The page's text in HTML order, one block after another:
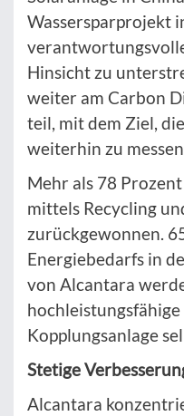
Wassersparprojekt
Hinsicht zu
weiter am Carbon
teil, mit dem Ziel,
weiterhin zu
Mehr als 78
mittels Recycling
zurückgewonnen.
Energiebedarfs in
von Alcantara
Kopplungsanlage
Stetige
Alcantara